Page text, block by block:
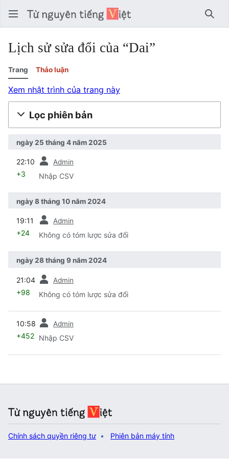
Tìm
Lịch sử sửa đổi của “Dai”
Trang Thảo luận
Xem nhật trình của trang này
Lọc phiên bản
ngày 25 tháng 4 năm 2025
22:10 Admin
+3 Nhập CSV
ngày 8 tháng 10 năm 2024
19:11 Admin
+24 Không có tóm lược sửa đổi
ngày 28 tháng 9 năm 2024
21:04 Admin
+98 Không có tóm lược sửa đổi
10:58 Admin
+452 Nhập CSV
Chính sách quyền riêng tư Phiên bản máy tính